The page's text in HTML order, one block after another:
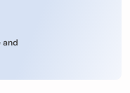
and